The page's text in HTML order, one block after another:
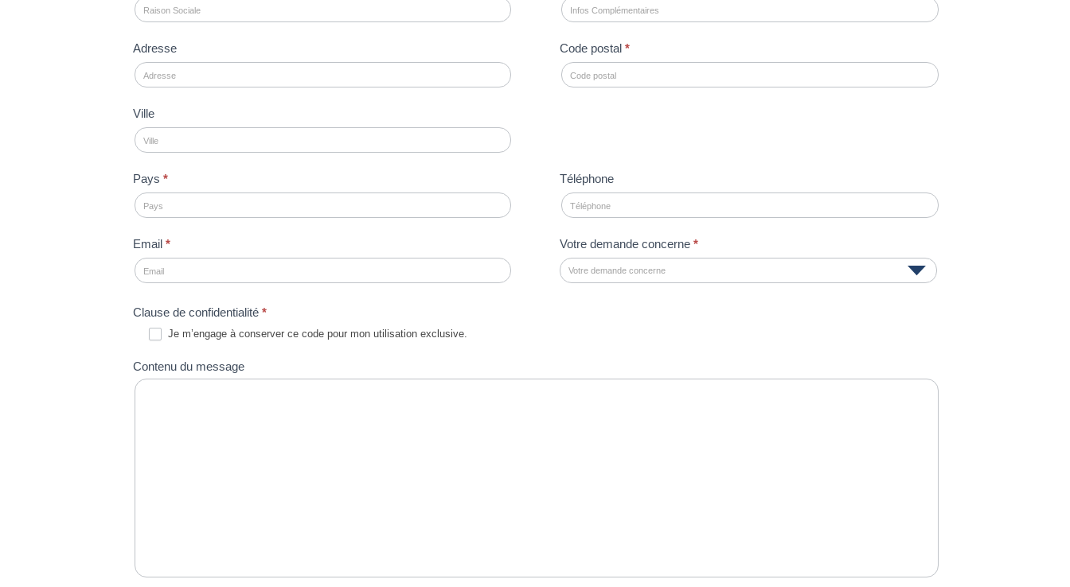
Adresse Code postal*
Ville
Pays* Téléphone
Email* Votre demande concerne*
Clause de confidentialité *
Je m’engage à conserver ce code pour mon utilisation exclusive.
Contenu du message